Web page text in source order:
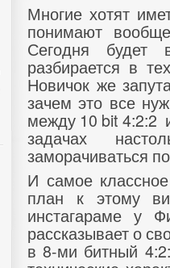
Многие хотят
понимают
Сегодня
разбирается в
Новичок же
зачем это все
между 10 bit 4:2:2
задачах
заморачиваться
И самое
план к этому
инстагараме у
рассказывает о
в 8-ми битный